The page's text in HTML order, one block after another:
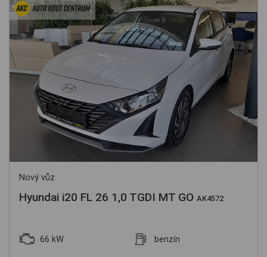
Nový vůz
Hyundai i20 FL 26 1,0 TGDI MT GO AK4572
66 kW benzín